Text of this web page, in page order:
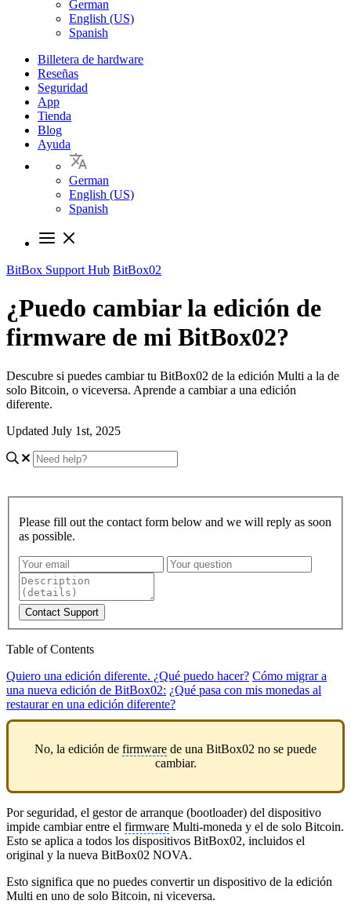
Languages
German
English (US)
Spanish
Billetera de hardware
Reseñas
Seguridad
App
Tienda
Blog
Ayuda
German
English (US)
Spanish
BitBox Support Hub BitBox02
¿Puedo cambiar la edición de
firmware de mi BitBox02?
Descubre si puedes cambiar tu BitBox02 de la edición Multi a la de
solo Bitcoin, o viceversa. Aprende a cambiar a una edición
diferente.
Updated July 1st, 2025
Please fill out the contact form below and we will reply as soon
as possible.
Contact Support
Table of Contents
Quiero una edición diferente. ¿Qué puedo hacer? Cómo migrar a
una nueva edición de BitBox02: ¿Qué pasa con mis monedas al
restaurar en una edición diferente?
No, la edición de firmware de una BitBox02 no se puede
cambiar.
Por seguridad, el gestor de arranque (bootloader) del dispositivo
impide cambiar entre el firmware Multi-moneda y el de solo Bitcoin.
Esto se aplica a todos los dispositivos BitBox02, incluidos el
original y la nueva BitBox02 NOVA.
Esto significa que no puedes convertir un dispositivo de la edición
Multi en uno de solo Bitcoin, ni viceversa.